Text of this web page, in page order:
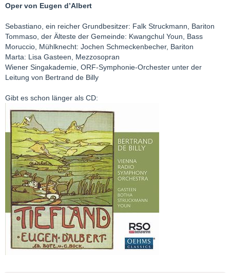
Oper von Eugen d’Albert
Sebastiano, ein reicher Grundbesitzer: Falk Struckmann, Bariton
Tommaso, der Älteste der Gemeinde: Kwangchul Youn, Bass
Moruccio, Mühlknecht: Jochen Schmeckenbecher, Bariton
Marta: Lisa Gasteen, Mezzosopran
Wiener Singakademie, ORF-Symphonie-Orchester unter der
Leitung von Bertrand de Billy
Gibt es schon länger als CD: